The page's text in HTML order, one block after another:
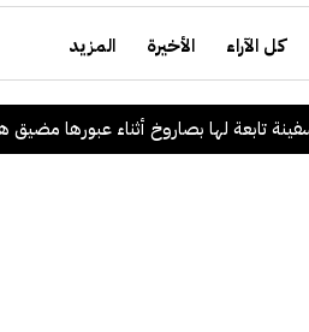
كل الآراء الأخيرة المزيد
بصاروخ أثناء عبورها مضيق هرمز .